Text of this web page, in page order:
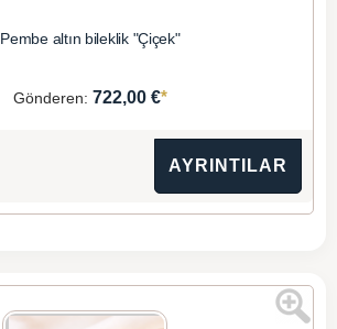
Pembe altın bileklik "Çiçek"
Gönderen: 722,00 €*
AYRINTILAR